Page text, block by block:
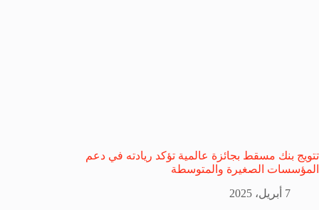
تتويج بنك مسقط بجائزة عالمية تؤكد ريادته في دعم
المؤسسات الصغيرة والمتوسطة
7 أبريل، 2025